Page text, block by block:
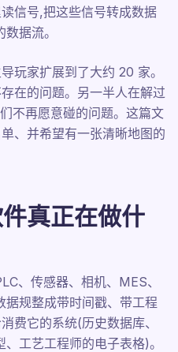
信号,把这些信号转成数据
据流。
玩家扩展到了大约 20 家。
在的问题。另一半人在解过
不再愿意碰的问题。这篇文
、并希望有一张清晰地图的
真正在做什
、传感器、相机、MES、
据规整成带时间戳、带工程
费它的系统(历史数据库、
工艺工程师的电子表格)。